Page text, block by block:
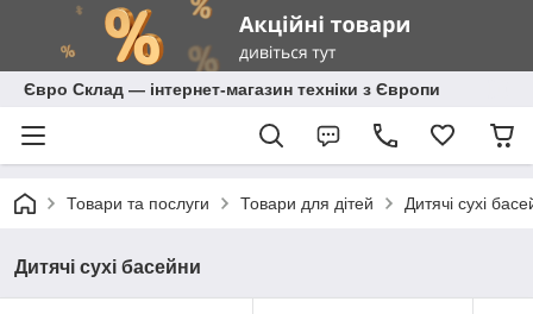
Євро Склад — інтернет-магазин техніки з Європи
Товари та послуги Товари для дітей Дитячі сухі
Дитячі сухі басейни